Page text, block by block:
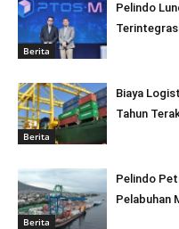
Berita
Pelindo
Berita
Biaya
Tahun
Berita
Pelindo
Pelabuhan